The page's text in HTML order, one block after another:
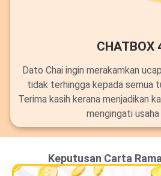
CHATBOX
Dato Chai ingin merakamkan
tidak terhingga kepada semua
Terima kasih kerana menjadikan
mengingati usaha
Keputusan Carta